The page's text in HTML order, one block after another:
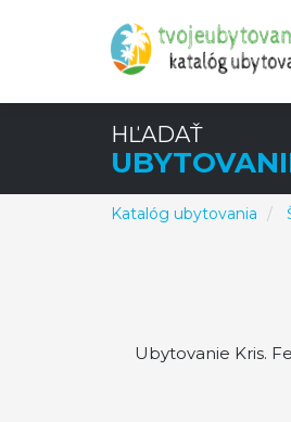
HĽADAŤ
Katalóg ubytovania
Ubytovanie Kris.